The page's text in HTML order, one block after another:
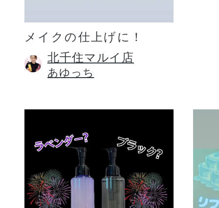
メイクの仕上げに！
北千住マルイ店
あゆっち